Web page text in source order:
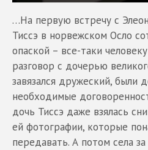
…На первую встречу с
Тиссэ в норвежском Осло
опаской – все-таки
разговор с дочерью
завязался дружеский, были
необходимые
дочь Тиссэ даже взялась
ей фотографии, которые
передавать. А потом села